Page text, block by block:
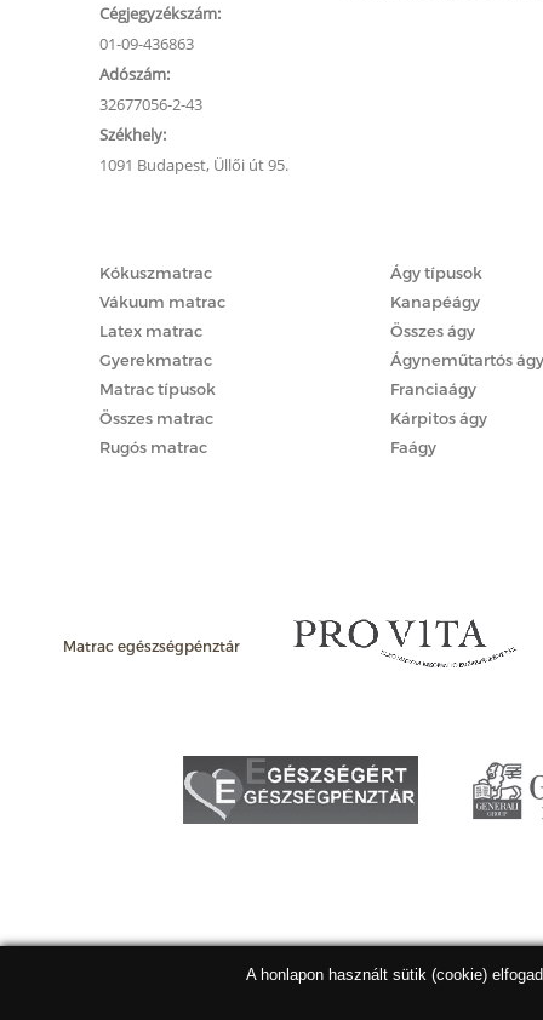
Cégjegyzékszám:
01-09-436863
Adószám:
32677056-2-43
Székhely:
1091 Budapest, Üllői út 95.
Kókuszmatrac
Vákuum matrac
Latex matrac
Gyerekmatrac
Matrac típusok
Összes matrac
Rugós matrac
Ágy típusok
Kanapéágy
Összes ágy
Ágyneműtartós ágy
Franciaágy
Kárpitos ágy
Faágy
Matrac egészségpénztár
A honlapon használt sütik (cookie)